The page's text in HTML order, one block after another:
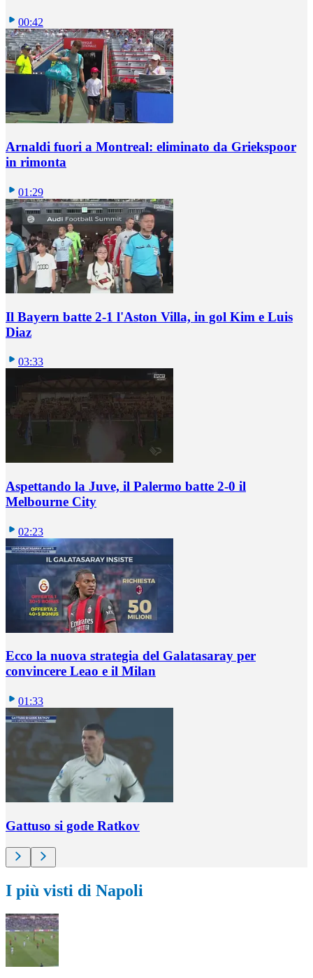
00:42
Arnaldi fuori a Montreal: eliminato da Griekspoor
in rimonta
01:29
Il Bayern batte 2-1 l'Aston Villa, in gol Kim e Luis
Diaz
03:33
Aspettando la Juve, il Palermo batte 2-0 il
Melbourne City
02:23
Ecco la nuova strategia del Galatasaray per
convincere Leao e il Milan
01:33
Gattuso si gode Ratkov
I più visti di Napoli